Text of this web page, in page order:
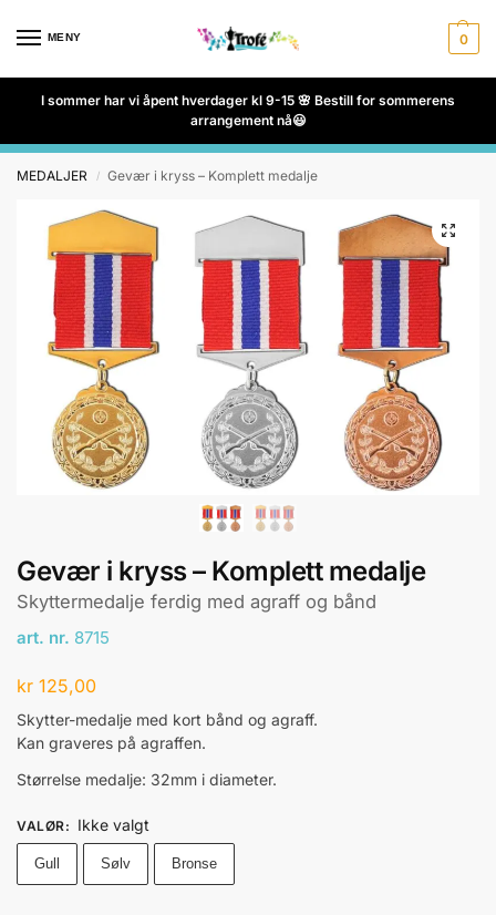
MENY 0
I sommer har vi åpent hverdager kl 9-15 🌸 Bestill for sommerens
arrangement nå😃
MEDALJER / Gevær i kryss – Komplett medalje
Gevær i kryss – Komplett medalje
Skyttermedalje ferdig med agraff og bånd
art. nr. 8715
kr 125,00
Skytter-medalje med kort bånd og agraff.
Kan graveres på agraffen.
Størrelse medalje: 32mm i diameter.
VALØR: Ikke valgt
Gull Sølv Bronse